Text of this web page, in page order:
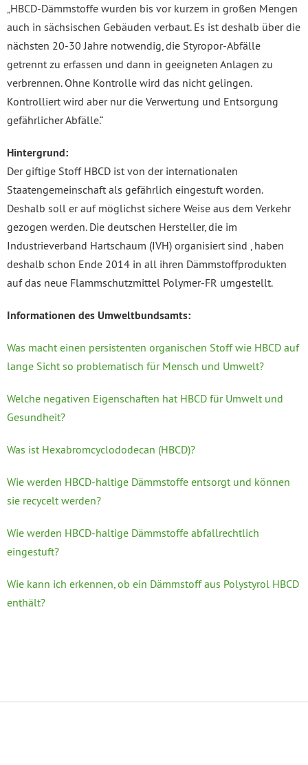
„HBCD-Dämmstoffe wurden bis vor kurzem in großen Mengen
auch in sächsischen Gebäuden verbaut. Es ist deshalb über die
nächsten 20-30 Jahre notwendig, die Styropor-Abfälle
getrennt zu erfassen und dann in geeigneten Anlagen zu
verbrennen. Ohne Kontrolle wird das nicht gelingen.
Kontrolliert wird aber nur die Verwertung und Entsorgung
gefährlicher Abfälle.“
Hintergrund:
Der giftige Stoff HBCD ist von der internationalen
Staatengemeinschaft als gefährlich eingestuft worden.
Deshalb soll er auf möglichst sichere Weise aus dem Verkehr
gezogen werden. Die deutschen Hersteller, die im
Industrieverband Hartschaum (IVH) organisiert sind , haben
deshalb schon Ende 2014 in all ihren Dämmstoffprodukten
auf das neue Flammschutzmittel Polymer-FR umgestellt.
Informationen des Umweltbundsamts:
Was macht einen persistenten organischen Stoff wie HBCD auf
lange Sicht so problematisch für Mensch und Umwelt?
Welche negativen Eigenschaften hat HBCD für Umwelt und
Gesundheit?
Was ist Hexabromcyclododecan (HBCD)?
Wie werden HBCD-haltige Dämmstoffe entsorgt und können
sie recycelt werden?
Wie werden HBCD-haltige Dämmstoffe abfallrechtlich
eingestuft?
Wie kann ich erkennen, ob ein Dämmstoff aus Polystyrol HBCD
enthält?